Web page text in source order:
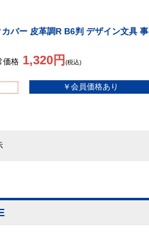
バー 皮革調R B6判 デザイン文具 事
価格 1,320円(税込)